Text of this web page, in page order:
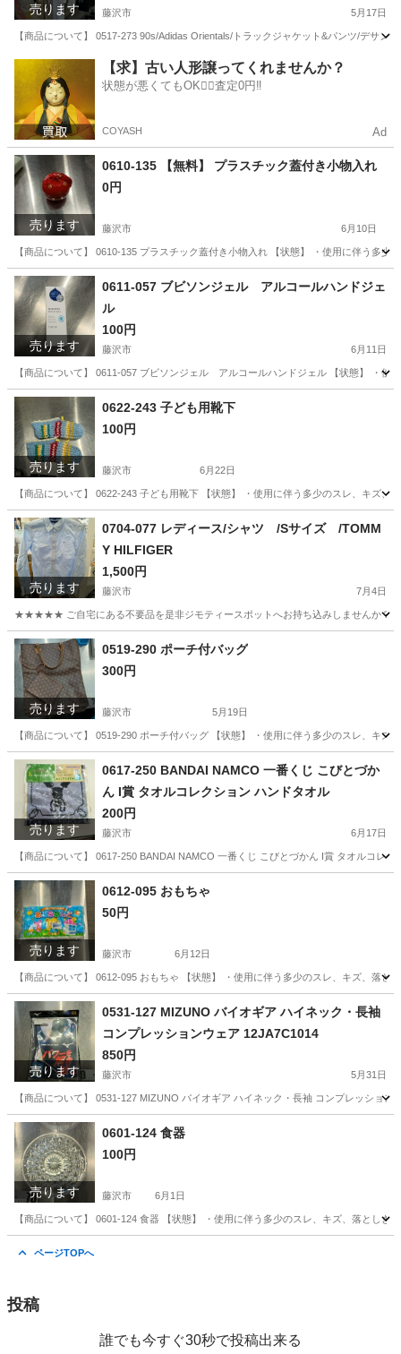
売ります 藤沢市 5月17日
【商品について】 0517-273 90s/Adidas Orientals/トラックジャケット&パンツ/デサ
服/ファッション リユース
【求】古い人形譲ってくれませんか？
状態が悪くてもOK🙆‍♀️査定0円‼️
COYASH Ad
売ります
0610-135 【無料】 プラスチック蓋付き小物入れ
0円
藤沢市 6月10日
【商品について】 0610-135 プラスチック蓋付き小物入れ 【状態】 ・使用に伴う多
神奈川 藤沢市 インテリア雑貨/小物
売ります
0611-057 ブビソンジェル アルコールハンドジェ
ル
100円
藤沢市 6月11日
【商品について】 0611-057 ブビソンジェル アルコールハンドジェル 【状態】 ・使
神奈川 藤沢市 リユース
売ります
0622-243 子ども用靴下
100円
藤沢市 6月22日
【商品について】 0622-243 子ども用靴下 【状態】 ・使用に伴う多少のスレ、キズ
神奈川 藤沢市 リユース
売ります
0704-077 レディース/シャツ /Sサイズ /TOMM
Y HILFIGER
1,500円
藤沢市 7月4日
★★★★★ ご自宅にある不要品を是非ジモティースポットへお持ち込みしませんか？
神奈川 藤沢市 TOMMY HILFIGER
売ります
0519-290 ポーチ付バッグ
300円
藤沢市 5月19日
【商品について】 0519-290 ポーチ付バッグ 【状態】 ・使用に伴う多少のスレ、キ
神奈川 藤沢市
売ります
0617-250 BANDAI NAMCO 一番くじ こびとづか
ん I賞 タオルコレクション ハンドタオル
200円
藤沢市 6月17日
【商品について】 0617-250 BANDAI NAMCO 一番くじ こびとづかん I賞 タオルコレ
神奈川 藤沢市 リユース
売ります
0612-095 おもちゃ
50円
藤沢市 6月12日
【商品について】 0612-095 おもちゃ 【状態】 ・使用に伴う多少のスレ、キズ、落
神奈川 藤沢市
売ります
0531-127 MIZUNO バイオギア ハイネック・長袖
コンプレッションウェア 12JA7C1014
850円
藤沢市 5月31日
【商品について】 0531-127 MIZUNO バイオギア ハイネック・長袖 コンプレッショ
神奈川 藤沢市 スポーツウェア
売ります
0601-124 食器
100円
藤沢市 6月1日
【商品について】 0601-124 食器 【状態】 ・使用に伴う多少のスレ、キズ、落とし
ページTOPへ
投稿
誰でも今すぐ30秒で投稿出来る